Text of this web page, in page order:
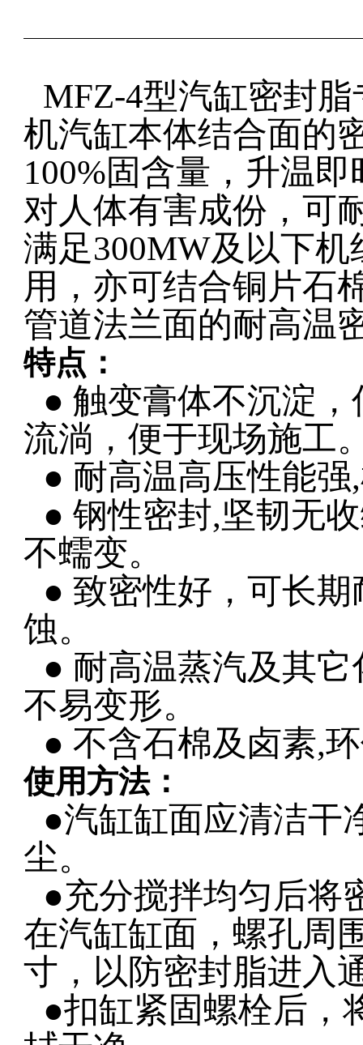
MFZ-4型汽缸密封
机汽缸本体结合面的
100%固含量，升温
对人体有害成份，可
满足300MW及以下机
用，亦可结合铜片石
管道法兰面的耐高温
特点：
● 触变膏体不沉淀
流淌，便于现场施工
● 耐高温高压性能强,
● 钢性密封,坚韧无
不蠕变。
● 致密性好，可长
蚀。
● 耐高温蒸汽及其
不易变形。
● 不含石棉及卤素,
使用方法：
●汽缸缸面应清洁干
尘。
●充分搅拌均匀后将
在汽缸缸面，螺孔周
寸，以防密封脂进入
●扣缸紧固螺栓后，